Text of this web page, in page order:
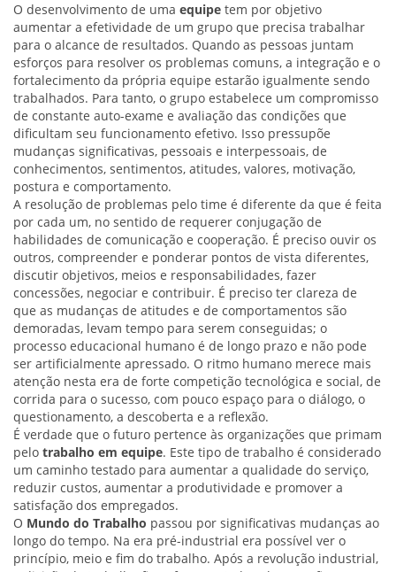
O desenvolvimento de uma equipe tem por objetivo
aumentar a efetividade de um grupo que precisa trabalhar
para o alcance de resultados. Quando as pessoas juntam
esforços para resolver os problemas comuns, a integração e o
fortalecimento da própria equipe estarão igualmente sendo
trabalhados. Para tanto, o grupo estabelece um compromisso
de constante auto-exame e avaliação das condições que
dificultam seu funcionamento efetivo. Isso pressupõe
mudanças significativas, pessoais e interpessoais, de
conhecimentos, sentimentos, atitudes, valores, motivação,
postura e comportamento.
A resolução de problemas pelo time é diferente da que é feita
por cada um, no sentido de requerer conjugação de
habilidades de comunicação e cooperação. É preciso ouvir os
outros, compreender e ponderar pontos de vista diferentes,
discutir objetivos, meios e responsabilidades, fazer
concessões, negociar e contribuir. É preciso ter clareza de
que as mudanças de atitudes e de comportamentos são
demoradas, levam tempo para serem conseguidas; o
processo educacional humano é de longo prazo e não pode
ser artificialmente apressado. O ritmo humano merece mais
atenção nesta era de forte competição tecnológica e social, de
corrida para o sucesso, com pouco espaço para o diálogo, o
questionamento, a descoberta e a reflexão.
É verdade que o futuro pertence às organizações que primam
pelo trabalho em equipe. Este tipo de trabalho é considerado
um caminho testado para aumentar a qualidade do serviço,
reduzir custos, aumentar a produtividade e promover a
satisfação dos empregados.
O Mundo do Trabalho passou por significativas mudanças ao
longo do tempo. Na era pré-industrial era possível ver o
princípio, meio e fim do trabalho. Após a revolução industrial,